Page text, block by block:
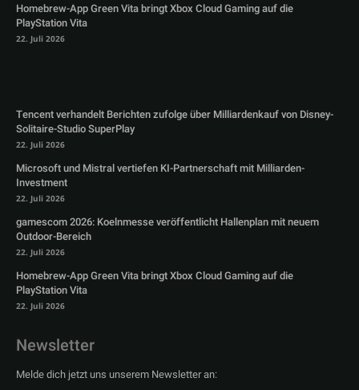
Homebrew-App Green Vita bringt Xbox Cloud Gaming auf die
PlayStation Vita
22. Juli 2026
Tencent verhandelt Berichten zufolge über Milliardenkauf von Disney-
Solitaire-Studio SuperPlay
22. Juli 2026
Microsoft und Mistral vertiefen KI-Partnerschaft mit Milliarden-
Investment
22. Juli 2026
gamescom 2026: Koelnmesse veröffentlicht Hallenplan mit neuem
Outdoor-Bereich
22. Juli 2026
Homebrew-App Green Vita bringt Xbox Cloud Gaming auf die
PlayStation Vita
22. Juli 2026
Newsletter
Melde dich jetzt uns unserem Newsletter an: